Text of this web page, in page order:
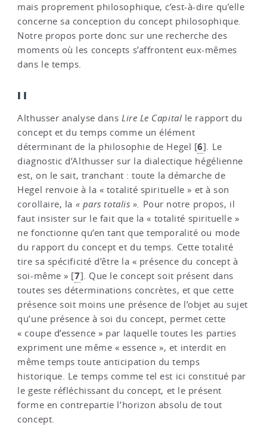
mais proprement philosophique, c’est-à-dire qu’elle
concerne sa conception du concept philosophique.
Notre propos porte donc sur une recherche des
moments où les concepts s’affrontent eux-mêmes
dans le temps.
II
Althusser analyse dans Lire Le Capital le rapport du
concept et du temps comme un élément
déterminant de la philosophie de Hegel [6] . Le
diagnostic d’Althusser sur la dialectique hégélienne
est, on le sait, tranchant : toute la démarche de
Hegel renvoie à la « totalité spirituelle » et à son
corollaire, la « pars totalis ». Pour notre propos, il
faut insister sur le fait que la « totalité spirituelle »
ne fonctionne qu’en tant que temporalité ou mode
du rapport du concept et du temps. Cette totalité
tire sa spécificité d’être la « présence du concept à
soi-même » [7] . Que le concept soit présent dans
toutes ses déterminations concrètes, et que cette
présence soit moins une présence de l’objet au sujet
qu’une présence à soi du concept, permet cette
« coupe d’essence » par laquelle toutes les parties
expriment une même « essence », et interdit en
même temps toute anticipation du temps
historique. Le temps comme tel est ici constitué par
le geste réfléchissant du concept, et le présent
forme en contrepartie l’horizon absolu de tout
concept.